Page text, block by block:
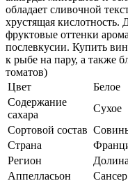
обладает сливочной
хрустящая кислотность.
фруктовые оттенки
послевкусии. Купить
к рыбе на пару, а также
томатов)
Цвет
Белое
Содержание
сахара
Сухое
Сортовой состав
Страна
Регион
Аппелласьон
Сансер